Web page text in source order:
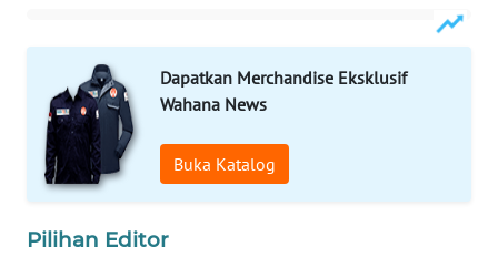
Dapatkan Merchandise Eksklusif
Wahana News
Buka Katalog
Pilihan Editor
WAHANANEWS
NET
WAHANA
SPORT
WAHANA